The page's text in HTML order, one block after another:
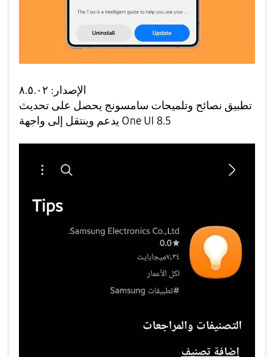
الإصدار: ٨.٥.٠٢
تطبيق نصائح وتلميحات سامسونج يحصل على تحديث
يدعم وينتقل إلى واجهة One UI 8.5